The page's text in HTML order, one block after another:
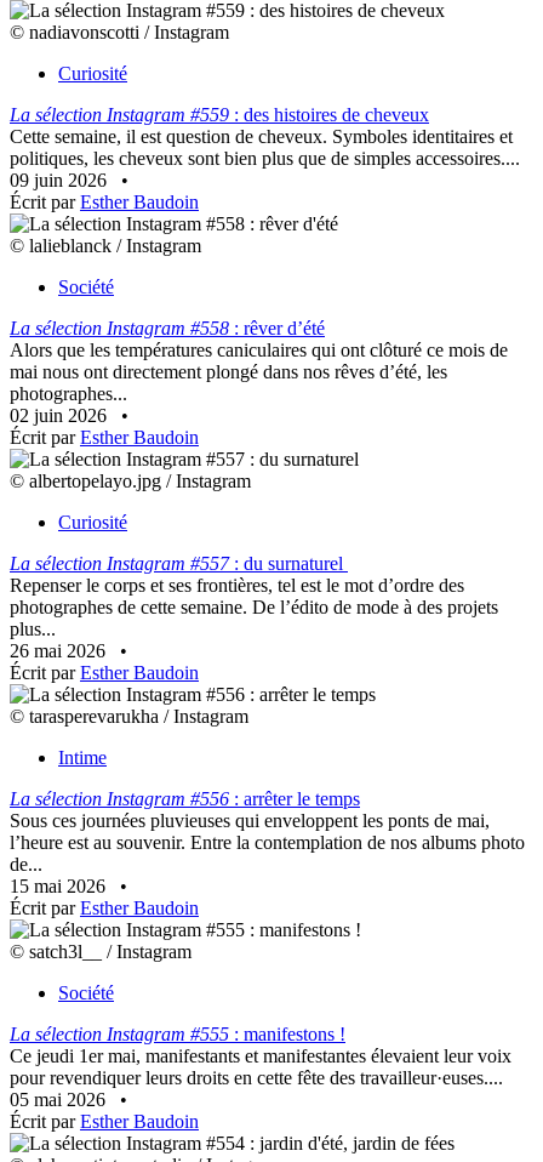
© nadiavonscotti / Instagram
Curiosité
La sélection Instagram #559 : des histoires de cheveux
Cette semaine, il est question de cheveux. Symboles identitaires et
politiques, les cheveux sont bien plus que de simples accessoires....
09 juin 2026
•
Écrit parEsther Baudoin
© lalieblanck / Instagram
Société
La sélection Instagram #558 : rêver d’été
Alors que les températures caniculaires qui ont clôturé ce mois de
mai nous ont directement plongé dans nos rêves d’été, les
photographes...
02 juin 2026
•
Écrit parEsther Baudoin
© albertopelayo.jpg / Instagram
Curiosité
La sélection Instagram #557: du surnaturel
Repenser le corps et ses frontières, tel est le mot d’ordre des
photographes de cette semaine. De l’édito de mode à des projets
plus...
26 mai 2026
•
Écrit parEsther Baudoin
© tarasperevarukha / Instagram
Intime
La sélection Instagram #556 : arrêter le temps
Sous ces journées pluvieuses qui enveloppent les ponts de mai,
l’heure est au souvenir. Entre la contemplation de nos albums photo
de...
15 mai 2026
•
Écrit parEsther Baudoin
© satch3l__ / Instagram
Société
La sélection Instagram #555 : manifestons !
Ce jeudi 1er mai, manifestants et manifestantes élevaient leur voix
pour revendiquer leurs droits en cette fête des travailleur·euses....
05 mai 2026
•
Écrit parEsther Baudoin